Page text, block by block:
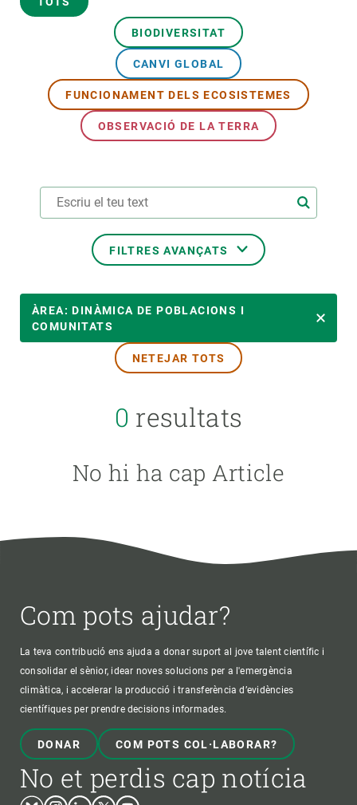
BIODIVERSITAT
CANVI GLOBAL
FUNCIONAMENT DELS ECOSISTEMES
OBSERVACIÓ DE LA TERRA
FILTRES AVANÇATS
TEMES TRANSVERSALS
AUTOR
ÀREA: DINÀMICA DE POBLACIONS I
COMUNITATS
NETEJAR TOTS
0 resultats
No hi ha cap Article
Com pots ajudar?
La teva contribució ens ajuda a donar suport al jove talent científic i
consolidar el sènior, idear noves solucions per a l'emergència
climàtica, i accelerar la producció i transferència d’evidències
científiques per prendre decisions informades.
DONAR COM POTS COL·LABORAR?
No et perdis cap notícia
BlueskyInstagram
LinkedinTwitterYoutube
NOTÍCIES I AGENDA